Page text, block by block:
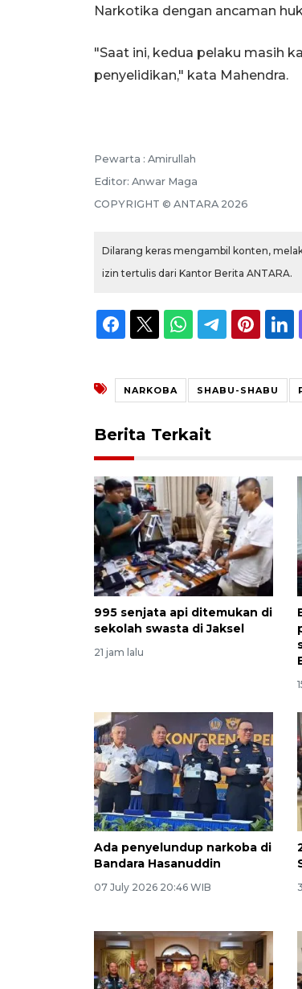
Narkotika dengan ancaman
"Saat ini, kedua pelaku masih
penyelidikan," kata Mahendra.
Pewarta : Amirullah
Editor: Anwar Maga
COPYRIGHT © ANTARA 2026
Dilarang keras mengambil konten,
izin tertulis dari Kantor Berita ANTARA.
NARKOBA SHABU-SHABU
Berita Terkait
995 senjata api ditemukan di
sekolah swasta di Jaksel
21 jam lalu
Ada penyelundup narkoba di
Bandara Hasanuddin
07 July 2026 20:46 WIB